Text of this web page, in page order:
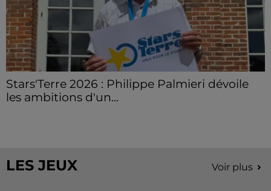
Stars'Terre 2026 : Philippe Palmieri dévoile
les ambitions d'un...
LES JEUX Voir plus